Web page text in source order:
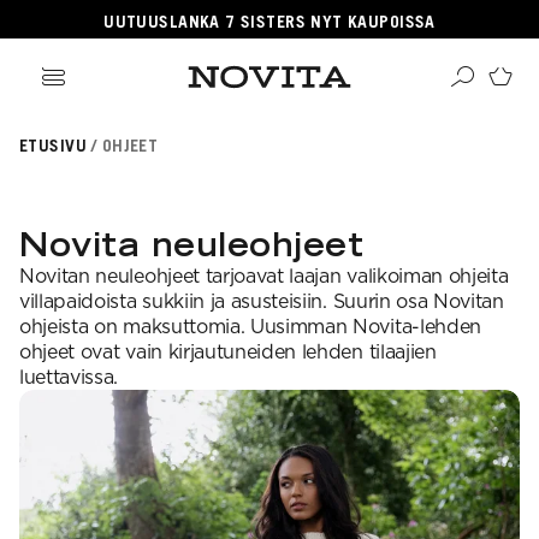
UUTUUSLANKA 7 SISTERS NYT KAUPOISSA
tuotteet
langat
vastaavuudet
langat
SUOSITUIMMAT LANGAT
OHJEKATEGORIAT
mallistot
villasukkia
virkkauksesta
Novitasta
lehti
ja hoito-ohjeet
neulekoulut
ETUSIVU OHJEET
Novita neuleohjeet
Novitan neuleohjeet tarjoavat laajan valikoiman ohjeita
villapaidoista sukkiin ja asusteisiin. Suurin osa Novitan
ohjeista on maksuttomia. Uusimman Novita-lehden
ohjeet ovat vain kirjautuneiden lehden tilaajien
luettavissa.